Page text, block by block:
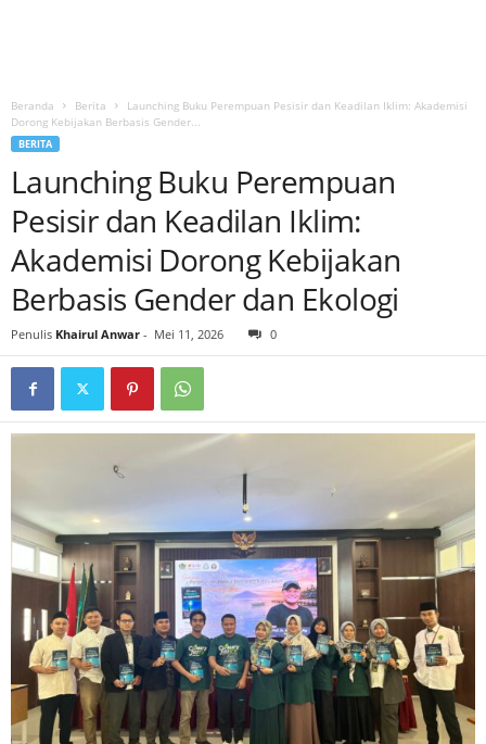
Beranda Berita
Launching Buku Perempuan Pesisir dan Keadilan Iklim: Akademisi
Dorong Kebijakan Berbasis Gender...
BERITA
Launching Buku Perempuan
Pesisir dan Keadilan Iklim:
Akademisi Dorong Kebijakan
Berbasis Gender dan Ekologi
Penulis Khairul Anwar - Mei 11, 2026 0